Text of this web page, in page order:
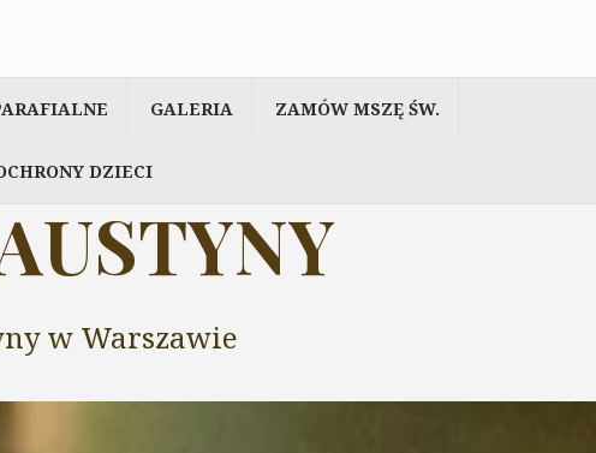
GALERIA ZAMÓW MSZĘ ŚW.
DZIECI
w Warszawie